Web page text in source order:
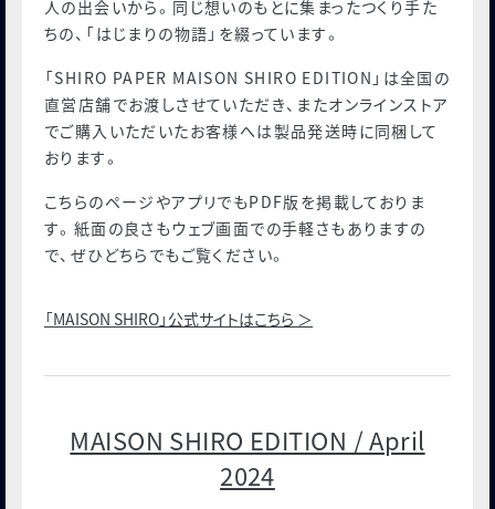
人の出会いから。同じ想いのもとに集まったつくり手た
ちの、「はじまりの物語」を綴っています。
「SHIRO PAPER MAISON SHIRO EDITION」は全国の
直営店舗でお渡しさせていただき、またオンラインストア
でご購入いただいたお客様へは製品発送時に同梱して
おります。
こちらのページやアプリでもPDF版を掲載しておりま
す。紙面の良さもウェブ画面での手軽さもありますの
で、ぜひどちらでもご覧ください。
「MAISON SHIRO」公式サイトはこちら ＞
MAISON SHIRO EDITION / April
2024